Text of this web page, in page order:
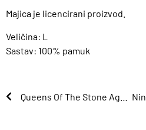
Majica je licencirani proizvod.
Veličina: L
Sastav: 100% pamuk